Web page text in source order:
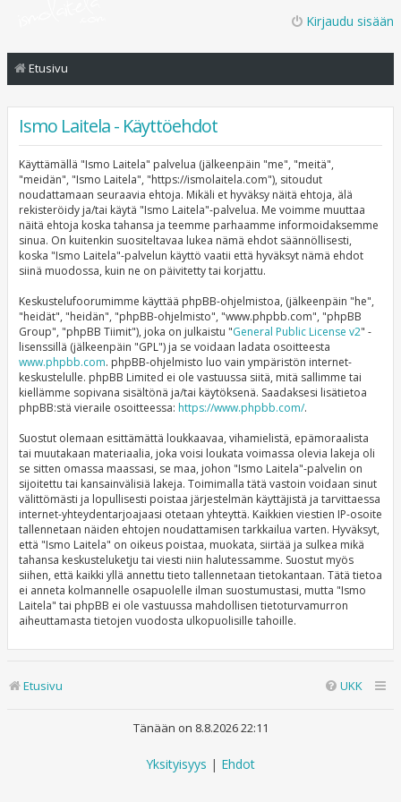
Kirjaudu sisään
Etusivu
Ismo Laitela - Käyttöehdot
Käyttämällä "Ismo Laitela" palvelua (jälkeenpäin "me", "meitä",
"meidän", "Ismo Laitela", "https://ismolaitela.com"), sitoudut
noudattamaan seuraavia ehtoja. Mikäli et hyväksy näitä ehtoja, älä
rekisteröidy ja/tai käytä "Ismo Laitela"-palvelua. Me voimme muuttaa
näitä ehtoja koska tahansa ja teemme parhaamme informoidaksemme
sinua. On kuitenkin suositeltavaa lukea nämä ehdot säännöllisesti,
koska "Ismo Laitela"-palvelun käyttö vaatii että hyväksyt nämä ehdot
siinä muodossa, kuin ne on päivitetty tai korjattu.
Keskustelufoorumimme käyttää phpBB-ohjelmistoa, (jälkeenpäin "he",
"heidät", "heidän", "phpBB-ohjelmisto", "www.phpbb.com", "phpBB
Group", "phpBB Tiimit"), joka on julkaistu "General Public License v2" -
lisenssillä (jälkeenpäin "GPL") ja se voidaan ladata osoitteesta
www.phpbb.com. phpBB-ohjelmisto luo vain ympäristön internet-
keskustelulle. phpBB Limited ei ole vastuussa siitä, mitä sallimme tai
kiellämme sopivana sisältönä ja/tai käytöksenä. Saadaksesi lisätietoa
phpBB:stä vieraile osoitteessa: https://www.phpbb.com/.
Suostut olemaan esittämättä loukkaavaa, vihamielistä, epämoraalista
tai muutakaan materiaalia, joka voisi loukata voimassa olevia lakeja oli
se sitten omassa maassasi, se maa, johon "Ismo Laitela"-palvelin on
sijoitettu tai kansainvälisiä lakeja. Toimimalla tätä vastoin voidaan sinut
välittömästi ja lopullisesti poistaa järjestelmän käyttäjistä ja tarvittaessa
internet-yhteydentarjoajaasi otetaan yhteyttä. Kaikkien viestien IP-osoite
tallennetaan näiden ehtojen noudattamisen tarkkailua varten. Hyväksyt,
että "Ismo Laitela" on oikeus poistaa, muokata, siirtää ja sulkea mikä
tahansa keskusteluketju tai viesti niin halutessamme. Suostut myös
siihen, että kaikki yllä annettu tieto tallennetaan tietokantaan. Tätä tietoa
ei anneta kolmannelle osapuolelle ilman suostumustasi, mutta "Ismo
Laitela" tai phpBB ei ole vastuussa mahdollisen tietoturvamurron
aiheuttamasta tietojen vuodosta ulkopuolisille tahoille.
Etusivu UKK
Tänään on 8.8.2026 22:11
Yksityisyys | Ehdot